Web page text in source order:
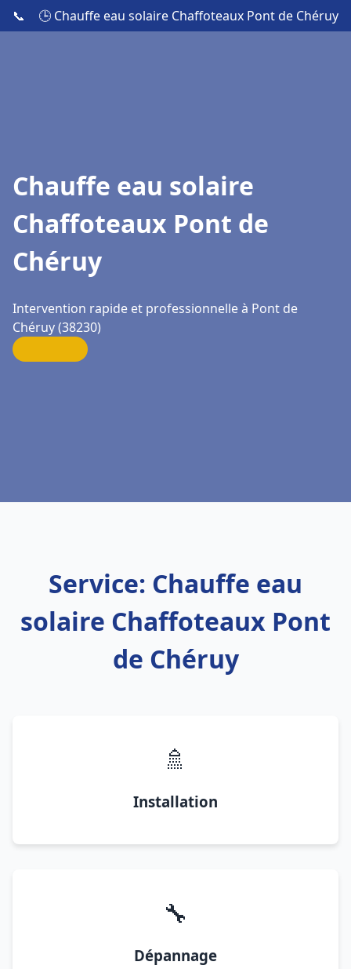
📞 🕒 Chauffe eau solaire Chaffoteaux Pont de Chéruy
Chauffe eau solaire
Chaffoteaux Pont de
Chéruy
Intervention rapide et professionnelle à Pont de
Chéruy (38230)
Service: Chauffe eau
solaire Chaffoteaux Pont
de Chéruy
🚿
Installation
🔧
Dépannage